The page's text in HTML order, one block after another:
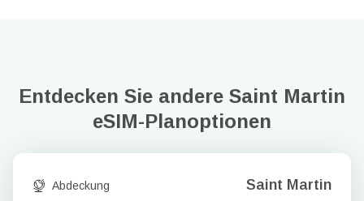
Entdecken Sie andere Saint Martin
eSIM-Planoptionen
Abdeckung Saint Martin